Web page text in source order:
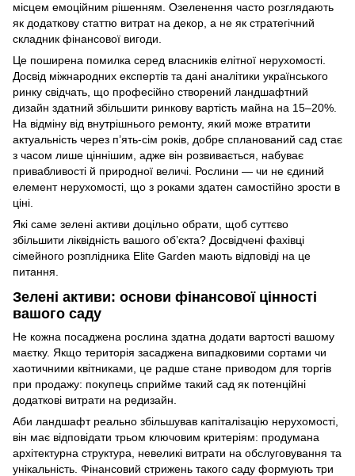
місцем емоційним рішенням. Озеленення часто розглядають
як додаткову статтю витрат на декор, а не як стратегічний
складник фінансової вигоди.
Це поширена помилка серед власників елітної нерухомості.
Досвід міжнародних експертів та дані аналітики українського
ринку свідчать, що професійно створений ландшафтний
дизайн здатний збільшити ринкову вартість майна на 15–20%.
На відміну від внутрішнього ремонту, який може втратити
актуальність через п’ять-сім років, добре спланований сад стає
з часом лише ціннішим, адже він розвивається, набуває
привабливості й природної величі. Рослини — чи не єдиний
елемент нерухомості, що з роками здатен самостійно зрости в
ціні.
Які саме зелені активи доцільно обрати, щоб суттєво
збільшити ліквідність вашого об’єкта? Досвідчені фахівці
сімейного розплідника Elite Garden мають відповіді на це
питання.
Зелені активи: основи фінансової цінності
вашого саду
Не кожна посаджена рослина здатна додати вартості вашому
маєтку. Якщо територія засаджена випадковими сортами чи
хаотичними квітниками, це радше стане приводом для торгів
при продажу: покупець сприйме такий сад як потенційні
додаткові витрати на редизайн.
Аби ландшафт реально збільшував капіталізацію нерухомості,
він має відповідати трьом ключовим критеріям: продумана
архітектурна структура, невеликі витрати на обслуговування та
унікальність. Фінансовий стрижень такого саду формують три